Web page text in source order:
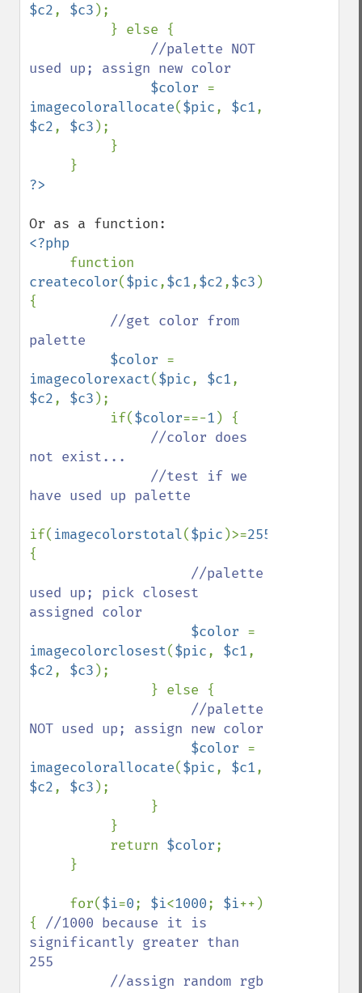
$c2, $c3 );
//palette NOT
used up; assign new color
$color
imagecolorallocate($pic, $c1
$c2, $c3 );
<?php
createcolor($pic,$c1,$c2,$c3 )
{
//get color from
palette
$color
imagecolorexact($pic, $c1
$c2, $c3 );
          if(
$color==-1 ) {
//color does
not exist...
have used up palette
if( imagecolorstotal($pic )>=255
{
//palette
used up; pick closest
assigned color
$color
imagecolorclosest($pic, $c1
$c2, $c3 );
//palette
NOT used up; assign new color
$color
imagecolorallocate($pic, $c1
$c2, $c3 );
          return
$color;
     for(
$i=0; $i<1000; $i++)
{ //1000 because it is
significantly greater than
255